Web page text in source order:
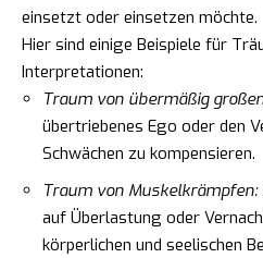
einsetzt oder einsetzen möchte.
Hier sind einige Beispiele für
Interpretationen:
Traum von übermäßig
übertriebenes Ego oder den
Schwächen zu kompensieren.
Traum von Muskelkrämpfen:
auf Überlastung oder
körperlichen und seelischen